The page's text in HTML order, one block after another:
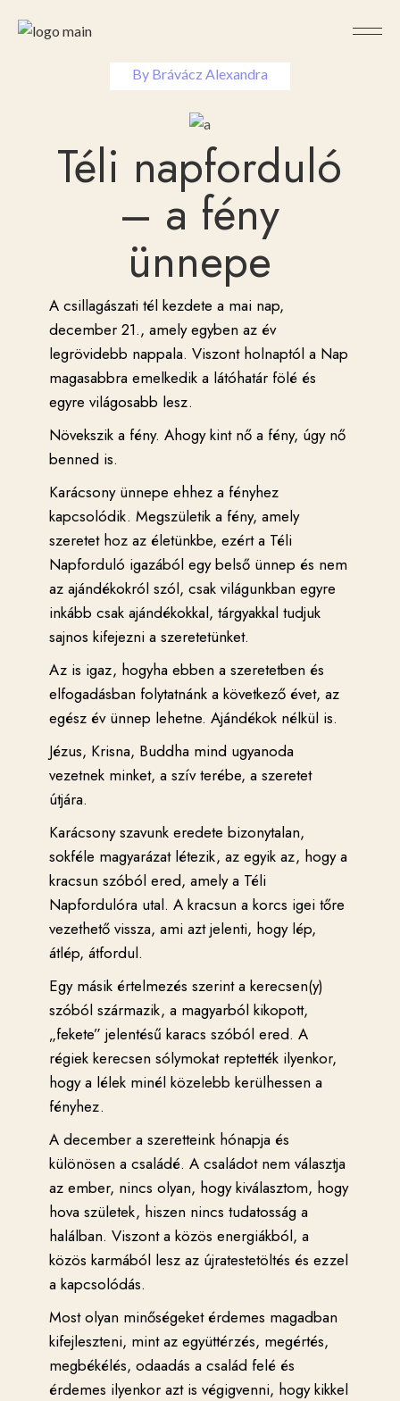
By Brávácz Alexandra
Téli napforduló
– a fény
ünnepe
A csillagászati tél kezdete a mai nap,
december 21., amely egyben az év
legrövidebb nappala. Viszont holnaptól a Nap
magasabbra emelkedik a látóhatár fölé és
egyre világosabb lesz.
Növekszik a fény. Ahogy kint nő a fény, úgy nő
benned is.
Karácsony ünnepe ehhez a fényhez
kapcsolódik. Megszületik a fény, amely
szeretet hoz az életünkbe, ezért a Téli
Napforduló igazából egy belső ünnep és nem
az ajándékokról szól, csak világunkban egyre
inkább csak ajándékokkal, tárgyakkal tudjuk
sajnos kifejezni a szeretetünket.
Az is igaz, hogyha ebben a szeretetben és
elfogadásban folytatnánk a következő évet, az
egész év ünnep lehetne. Ajándékok nélkül is.
Jézus, Krisna, Buddha mind ugyanoda
vezetnek minket, a szív terébe, a szeretet
útjára.
Karácsony szavunk eredete bizonytalan,
sokféle magyarázat létezik, az egyik az, hogy a
kracsun szóból ered, amely a Téli
Napfordulóra utal. A kracsun a korcs igei tőre
vezethető vissza, ami azt jelenti, hogy lép,
átlép, átfordul.
Egy másik értelmezés szerint a kerecsen(y)
szóból származik, a magyarból kikopott,
„fekete” jelentésű karacs szóból ered. A
régiek kerecsen sólymokat reptették ilyenkor,
hogy a lélek minél közelebb kerülhessen a
fényhez.
A december a szeretteink hónapja és
különösen a családé. A családot nem választja
az ember, nincs olyan, hogy kiválasztom, hogy
hova születek, hiszen nincs tudatosság a
halálban. Viszont a közös energiákból, a
közös karmából lesz az újratestetöltés és ezzel
a kapcsolódás.
Most olyan minőségeket érdemes magadban
kifejleszteni, mint az együttérzés, megértés,
megbékélés, odaadás a család felé és
érdemes ilyenkor azt is végigvenni, hogy kikkel